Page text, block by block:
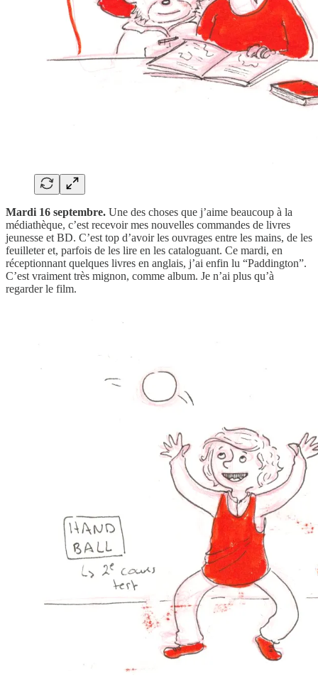
Mardi 16 septembre. Une des choses que j’aime beaucoup à la
médiathèque, c’est recevoir mes nouvelles commandes de livres
jeunesse et BD. C’est top d’avoir les ouvrages entre les mains, de les
feuilleter et, parfois de les lire en les cataloguant. Ce mardi, en
réceptionnant quelques livres en anglais, j’ai enfin lu “Paddington”.
C’est vraiment très mignon, comme album. Je n’ai plus qu’à
regarder le film.